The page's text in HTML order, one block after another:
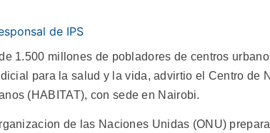
de IPS
1.500 millones de pobladores de centros
para la salud y la vida, advirtio el Centro de
(HABITAT), con sede en Nairobi.
de las Naciones Unidas (ONU)